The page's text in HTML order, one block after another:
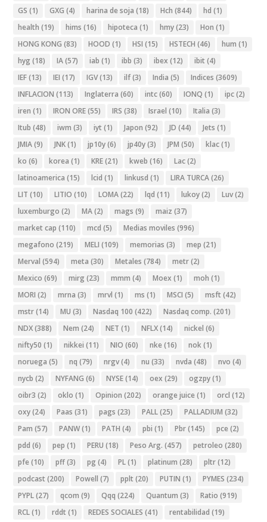
GS (1) GXG (4) harina de soja (18) Hch (844) hd (1)
health (19) hims (16) hipoteca (1) hmy(23) Hon (1)
HONG KONG (83) HOOD (1) HSI (15) HSTECH (46) hum (1)
hyg (18) IA(57) iab (1) ibb (3) ibex (12) ibit (4)
IEF(13) IEI (17) IGV(13) ilf(3) India (5) Indices (3609)
INFLACION (113) Inglaterra (60) intc(60) IONQ (1) ipc(2)
iren (1) IRON ORE(55) IRS (38) Israel (10) Italia (3)
Itub (48) iwm (3) iyt (1) Japon (92) JD (44) Jets (1)
JMIA(9) JNK(1) jp10y(6) jp40y(3) JPM (50) klac(1)
ko (6) korea (1) KRE(21) kweb (16) Lac(2)
latinoamerica (15) lcid (1) linkusd (1) LIRA TURCA(26)
LIT (10) LITIO (10) LOMA(22) lqd (11) lukoy(2) Luv(2)
luxemburgo (2) MA(2) mags (9) maiz (37)
market cap (110) mcd (5) Medias moviles (996)
megafono (219) MELI (109) memorias (3) mep (21)
Merval (594) meta (30) Metales (784) metr(2)
Mexico (69) mirg (23) mmm (4) Moex (1) moh (1)
MORI (2) mrna (3) mrvl (1) ms (1) MSCI (5) msft (42)
mstr(14) MU (3) Nasdaq 100 (422) Nasdaq comp. (201)
NDX(388) Nem (24) NET (1) NFLX(14) nickel (6)
nifty50 (1) nikkei (11) NIO (60) nke (16) nok(1)
noruega (5) nq (79) nrgv(4) nu (33) nvda (48) nvo (4)
nycb (2) NYFANG (6) NYSE(14) oex (29) ogzpy(1)
oibr3 (2) oklo (1) Opinion (202) orange juice (1) orcl (12)
oxy(24) Paas (31) pags (23) PALL(25) PALLADIUM (32)
Pam (57) PANW(1) PATH (4) pbi (1) Pbr(145) pce (2)
pdd (6) pep (1) PERU (18) Peso Arg. (457) petroleo (280)
pfe (10) pff(3) pg (4) PL(1) platinum (28) pltr(12)
podcast (200) Powell (7) pplt (20) PUTIN (1) PYMES (234)
PYPL(27) qcom (9) Qqq (224) Quantum (3) Ratio (919)
RCL(1) rddt (1) REDES SOCIALES (41) rentabilidad (19)